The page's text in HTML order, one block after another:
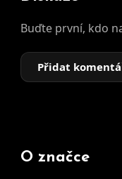
Buďte první, kdo
Přidat
O značce